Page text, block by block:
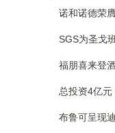
节，乐动多城
诺和诺德荣
SGS为圣戈
福朋喜来登
总投资4亿
布鲁可呈现